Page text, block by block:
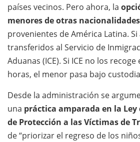
países vecinos. Pero ahora, la
menores de otras nacionalidades
provenientes de América Latina.
transferidos al Servicio de
Aduanas (ICE). Si ICE no los
horas, el menor pasa bajo
Desde la administración se
una práctica amparada en la
de Protección a las Víctimas de
de “priorizar el regreso de los